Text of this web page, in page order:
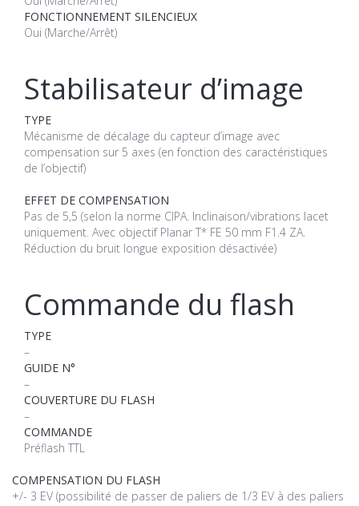
FONCTIONNEMENT SILENCIEUX
Oui (Marche/Arrêt)
Stabilisateur d’image
TYPE
Mécanisme de décalage du capteur d’image avec
compensation sur 5 axes (en fonction des caractéristiques
de l’objectif)
EFFET DE COMPENSATION
Pas de 5,5 (selon la norme CIPA. Inclinaison/vibrations lacet
uniquement. Avec objectif Planar T* FE 50 mm F1.4 ZA.
Réduction du bruit longue exposition désactivée)
Commande du flash
TYPE
–
GUIDE N°
–
COUVERTURE DU FLASH
–
COMMANDE
Préflash TTL
COMPENSATION DU FLASH
+/- 3 EV (possibilité de passer de paliers de 1/3 EV à des paliers